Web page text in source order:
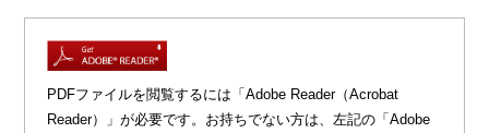
PDFファイルを閲覧するには「Adobe Reader（Acrobat
Reader）」が必要です。お持ちでない方は、左記の「Adobe